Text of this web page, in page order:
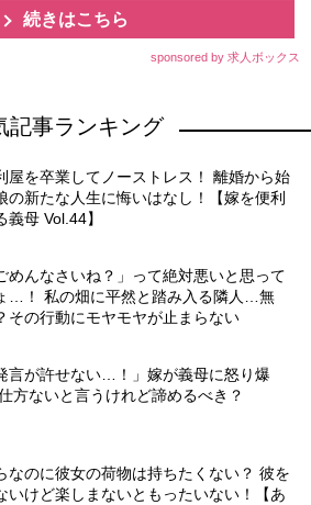
続きはこちら
sponsored by 求人ボックス
記事ランキング
屋を卒業してノーストレス！ 離婚から始
の新たな人生に悔いはなし！【嫁を便利
義母 Vol.44】
めんなさいね？」って絶対悪いと思って
…！ 私の畑に平然と踏み入る隣人…無
その行動にモヤモヤが止まらない
言が許せない…！」嫁が義母に怒り爆
方ないと言うけれど諦めるべき？
なのに彼女の荷物は持ちたくない？ 彼を
いけど楽しまないともったいない！【あ